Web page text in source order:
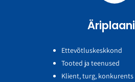
Ettevõtluskeskkond
Tooted ja teenused
Klient, turg, konkurents